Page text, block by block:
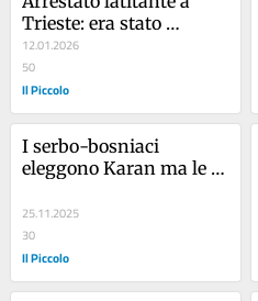
Trieste: era stato
condannato per un
tentato furto a San
Dorligo
12.01.2026
50
Il Piccolo
I serbo-bosniaci
eleggono Karan ma le
brogli
25.11.2025
30
Il Piccolo